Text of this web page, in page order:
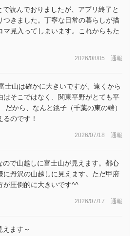
で読んでおりましたが、アプリ終了と
つきました。丁寧な日常の暮らしが描
マ見入ってしまいます。これからもた
2026/08/05 通報
士山は確かに大きいですが、遠くから
はそこではなく、関東平野がとても平
だから、なんと銚子（千葉の東の端）
のです！
2026/07/18 通報
ので山越しに富士山が見えます。都心
に丹沢の山越しに見えます。ただ甲府
が圧倒的に大きいです^^
2026/07/17 通報
えます～